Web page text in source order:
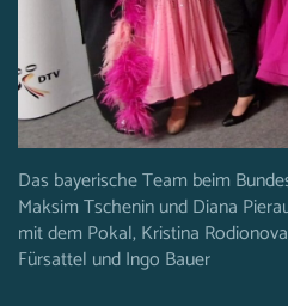
Das bayerische Team beim
Maksim Tschenin und Diana
mit dem Pokal, Kristina
Fürsattel und Ingo Bauer